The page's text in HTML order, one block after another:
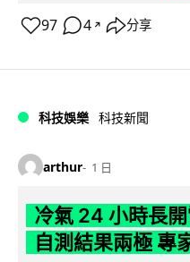
97 4 ↗ 分享
科技娛樂 科技新聞
arthur 1 日
冷氣 24 小時長
自測結果兩極 專